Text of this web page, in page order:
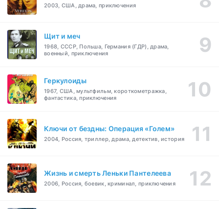
2003, США, драма, приключения
Щит и меч
1968, СССР, Польша, Германия (ГДР), драма,
военный, приключения
Геркулоиды
1967, США, мультфильм, короткометражка,
фантастика, приключения
Ключи от бездны: Операция «Голем»
2004, Россия, триллер, драма, детектив, история
Жизнь и смерть Леньки Пантелеева
2006, Россия, боевик, криминал, приключения